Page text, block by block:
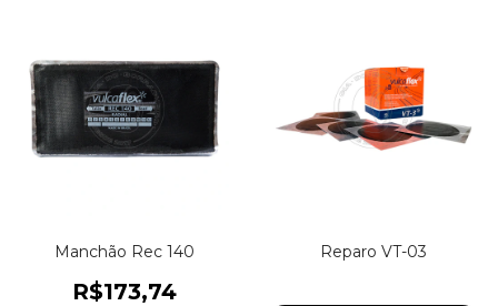
Manchão Rec 140
R$173,74
Reparo VT-03